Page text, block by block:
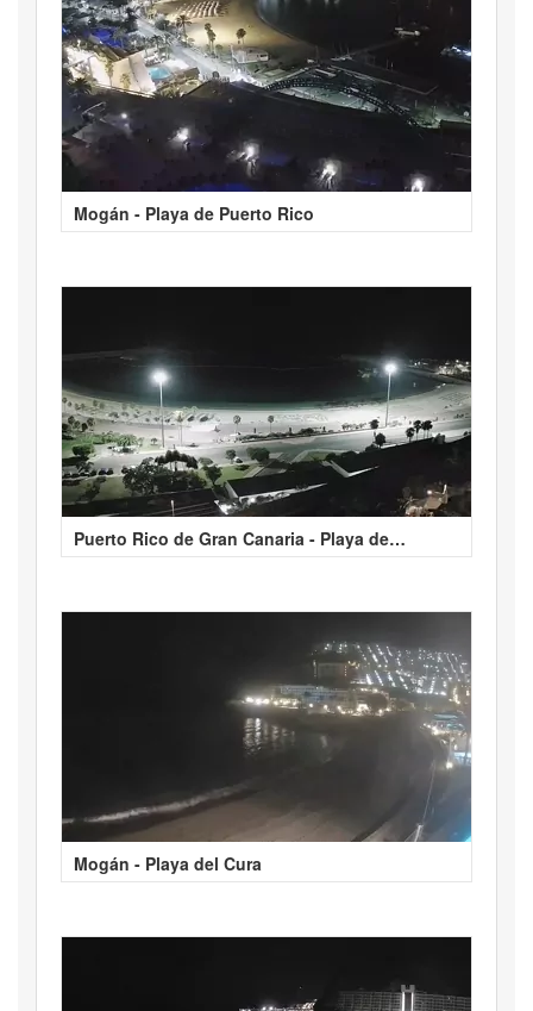
Mogán - Playa de Puerto Rico
Puerto Rico de Gran Canaria - Playa de
Amadores
Mogán - Playa del Cura